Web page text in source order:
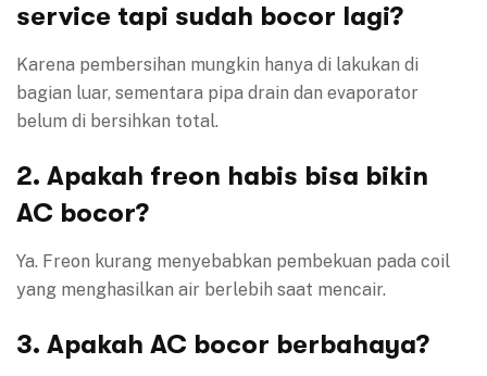
service tapi sudah bocor lagi?
Karena pembersihan mungkin hanya di lakukan di
bagian luar, sementara pipa drain dan evaporator
belum di bersihkan total.
2. Apakah freon habis bisa bikin
AC bocor?
Ya. Freon kurang menyebabkan pembekuan pada coil
yang menghasilkan air berlebih saat mencair.
3. Apakah AC bocor berbahaya?